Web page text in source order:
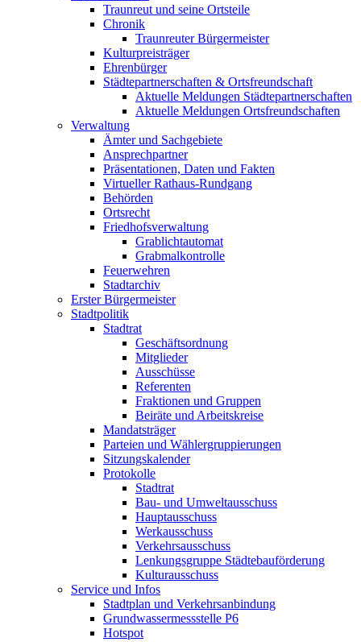
Traunreut und seine Ortsteile
Chronik
Traunreuter Bürgermeister
Kulturpreisträger
Ehrenbürger
Städtepartnerschaften & Ortsfreundschaft
Aktuelle Meldungen Städtepartnerschaften
Aktuelle Meldungen Ortsfreundschaften
Verwaltung
Ämter und Sachgebiete
Ansprechpartner
Präsentationen, Daten und Fakten
Virtueller Rathaus-Rundgang
Behörden
Ortsrecht
Friedhofsverwaltung
Grablichtautomat
Grabmalkontrolle
Feuerwehren
Stadtarchiv
Erster Bürgermeister
Stadtpolitik
Stadtrat
Geschäftsordnung
Mitglieder
Ausschüsse
Referenten
Fraktionen und Gruppen
Beiräte und Arbeitskreise
Mandatsträger
Parteien und Wählergruppierungen
Sitzungskalender
Protokolle
Stadtrat
Bau- und Umweltausschuss
Hauptausschuss
Werkausschuss
Verkehrsausschuss
Lenkungsgruppe Städtebauförderung
Kulturausschuss
Service und Infos
Stadtplan und Verkehrsanbindung
Grundwassermessstelle P6
Hotspot